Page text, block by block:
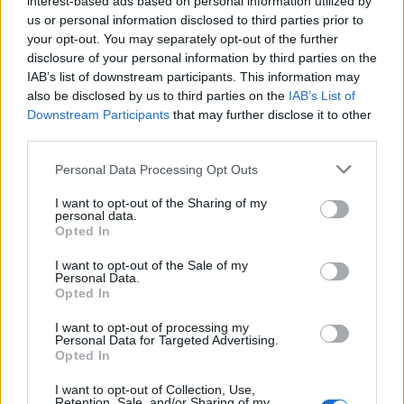
us or personal information disclosed to third parties prior to
your opt-out. You may separately opt-out of the further
disclosure of your personal information by third parties on the
IAB’s list of downstream participants. This information may
also be disclosed by us to third parties on the IAB’s List of
Downstream Participants that may further disclose it to other
Personal Data Processing Opt Outs
I want to opt-out of the Sharing of my
personal data.
Opted In
I want to opt-out of the Sale of my
Personal Data.
Opted In
I want to opt-out of processing my
Personal Data for Targeted Advertising.
Opted In
I want to opt-out of Collection, Use,
FOTO/ Gjesti përqafime të
ngrohta me ish-banoren e
Big Brother Vip
Disa fakte që nuk i dini
mbi bakllavanë
LISTA/ Njihuni me 7 vende
dhe 7 ushqime
tradicionale për festat e
fund vitit
jetën dashurore të secilës
shenjë të zodiakut